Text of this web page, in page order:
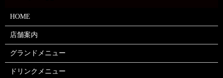
HOME
店舗案内
グランドメニュー
ドリンクメニュー